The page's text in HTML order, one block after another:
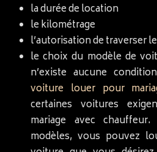
la durée de location
le kilométrage
l’autorisation de traverser
le choix du modèle de
n’existe aucune
voiture louer pour
certaines voitures
mariage avec
modèles, vous pouvez